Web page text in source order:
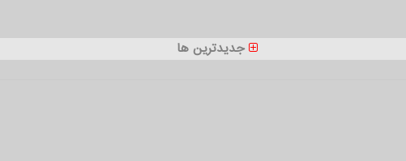
جدیدترین ها